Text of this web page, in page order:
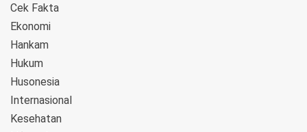
Cek Fakta
Ekonomi
Hankam
Hukum
Husonesia
Internasional
Kesehatan